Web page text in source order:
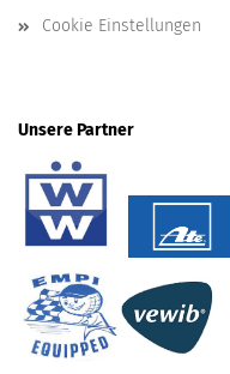
Cookie Einstellungen
Unsere Partner